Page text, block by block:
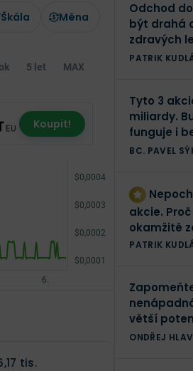
Škála Měna
5 let MAX
Koupit!
tis.
Odchod
být drahá
zdravých
PATRIK
Tyto 3
miliardy.
funguje i
BC. PAVEL
akcie.
okamžitě
portfolio
PATRIK
větší
ONDŘEJ